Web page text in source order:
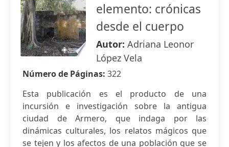
elemento: crónicas
desde el cuerpo
Autor: Adriana Leonor
López Vela
Número de Páginas: 322
Esta publicación es el producto de una
incursión e investigación sobre la antigua
ciudad de Armero, que indaga por las
dinámicas culturales, los relatos mágicos que
se tejen y los afectos de una población que se